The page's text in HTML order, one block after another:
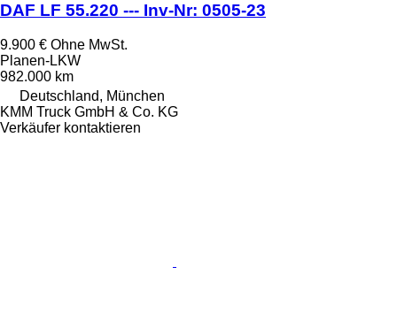
DAF LF 55.220 --- Inv-Nr: 0505-23
9.900 € Ohne MwSt.
Planen-LKW
982.000 km
Deutschland, München
KMM Truck GmbH & Co. KG
Verkäufer kontaktieren